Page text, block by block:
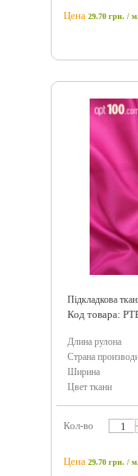
Цена 29.70 грн. / м.
Підкладкова
Код товара:
Длина рулона
Страна
Ширина
Цвет ткани
Кол-во
Цена 29.70 грн. / м.